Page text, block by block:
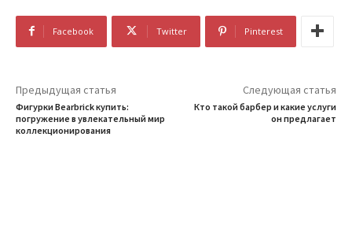
Facebook Twitter Pinterest
Предыдущая статья
Фигурки Bearbrick купить:
погружение в увлекательный мир
коллекционирования
Следующая статья
Кто такой барбер и какие услуги
он предлагает